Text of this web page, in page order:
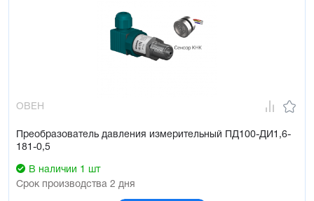
ОВЕН
Преобразователь давления измерительный ПД100-ДИ1,6-
181-0,5
В наличии 1 шт
Срок производства 2 дня